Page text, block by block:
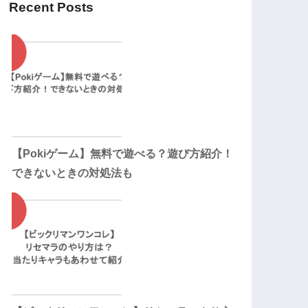
Recent Posts
【Pokiゲーム】無料で遊べる？遊び方紹介！
できないときの対処法も